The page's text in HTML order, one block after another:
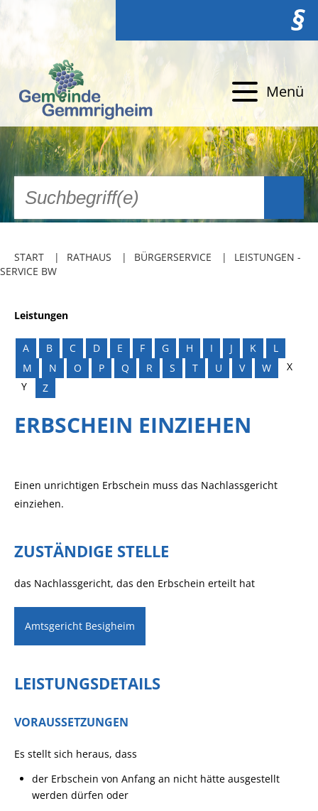
§
Menü
START RATHAUS BÜRGERSERVICE
LEISTUNGEN -
SERVICE BW
Leistungen
A B C D E F G H I J K
L
M
N O P Q R S T U V W
X
Y
Z
ERBSCHEIN EINZIEHEN
Einen unrichtigen Erbschein muss das Nachlassgericht
einziehen.
ZUSTÄNDIGE STELLE
das Nachlassgericht, das den Erbschein erteilt hat
Amtsgericht Besigheim
LEISTUNGSDETAILS
VORAUSSETZUNGEN
Es stellt sich heraus, dass
der Erbschein von Anfang an nicht hätte ausgestellt
werden dürfen oder